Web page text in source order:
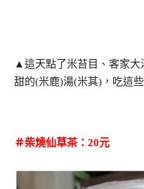
▲這天點了米苔目、客家大
甜的(米鹿)湯(米其)，吃這
＃柴燒仙草茶：20元